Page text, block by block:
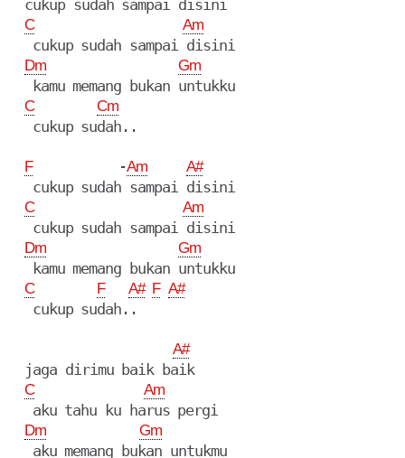
  cukup sudah sampai disini
C Am
   cukup sudah sampai disini
Dm Gm
   kamu memang bukan untukku
C Cm
   cukup sudah..
F
           -
Am A#
   cukup sudah sampai disini
C Am
   cukup sudah sampai disini
Dm Gm
   kamu memang bukan untukku
C F A# F A#
   cukup sudah..
A#
  jaga dirimu baik baik
C Am
   aku tahu ku harus pergi
Dm Gm
   aku memang bukan untukmu